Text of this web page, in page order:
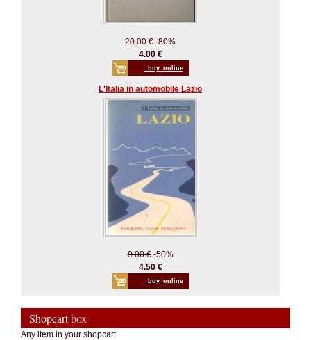
20.00 € -80%
4.00 €
_buy_online
L'Italia in automobile Lazio
9.00 €-50%
4.50 €
_buy_online
Shopcartbox
Any item in your shopcart